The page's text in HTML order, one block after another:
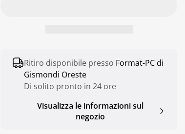
m
Ritiro disponibile presso Format-PC di
Gismondi Oreste
Di solito pronto in 24 ore
Visualizza le informazioni sul
negozio